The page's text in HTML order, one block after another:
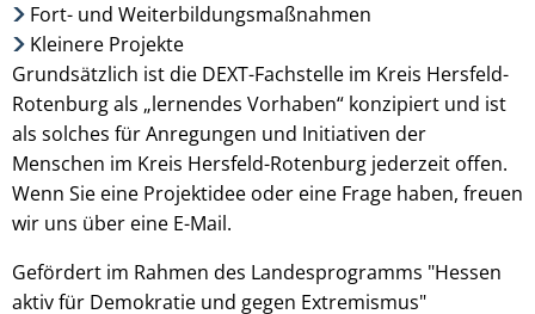
Fort- und Weiterbildungsmaßnahmen
Kleinere Projekte
Grundsätzlich ist die DEXT-Fachstelle im Kreis Hersfeld-
Rotenburg als „lernendes Vorhaben“ konzipiert und ist
als solches für Anregungen und Initiativen der
Menschen im Kreis Hersfeld-Rotenburg jederzeit offen.
Wenn Sie eine Projektidee oder eine Frage haben, freuen
wir uns über eine E-Mail.
Gefördert im Rahmen des Landesprogramms "Hessen
aktiv für Demokratie und gegen Extremismus"